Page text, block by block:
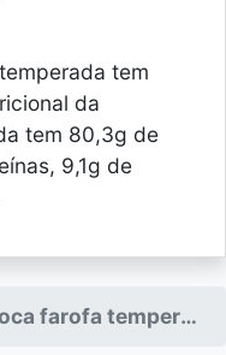
tem
da
tem 80,3g de
9,1g de
farofa temperada